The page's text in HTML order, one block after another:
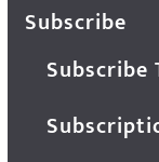
Subscribe
Subscribe